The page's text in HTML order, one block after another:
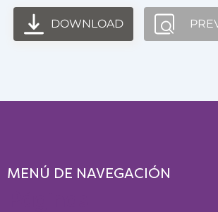
DOWNLOAD
MENÚ DE NAVEGACIÓN